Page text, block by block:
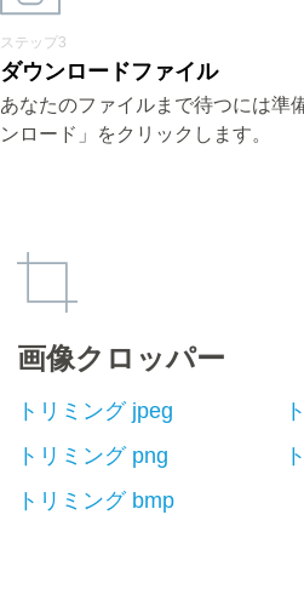
ステップ3
ダウンロードファイル
あなたのファイルまで待つには準
ンロード」をクリックします。
画像クロッパー
トリミング jpeg
トリミング png
トリミング bmp